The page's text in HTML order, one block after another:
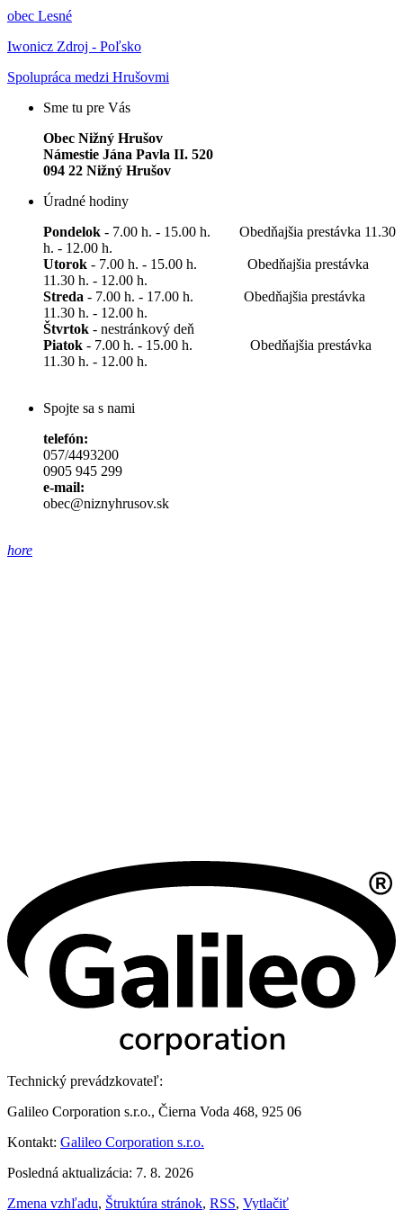
obec Lesné
Iwonicz Zdroj - Poľsko
Spolupráca medzi Hrušovmi
Sme tu pre Vás
Obec Nižný Hrušov
Námestie Jána Pavla II. 520
094 22 Nižný Hrušov
Úradné hodiny
Pondelok - 7.00 h. - 15.00 h. Obedňajšia prestávka 11.30
h. - 12.00 h.
Utorok - 7.00 h. - 15.00 h. Obedňajšia prestávka
11.30 h. - 12.00 h.
Streda - 7.00 h. - 17.00 h. Obedňajšia prestávka
11.30 h. - 12.00 h.
Štvrtok - nestránkový deň
Piatok - 7.00 h. - 15.00 h. Obedňajšia prestávka
11.30 h. - 12.00 h.
Spojte sa s nami
telefón:
057/4493200
0905 945 299
e-mail:
obec@niznyhrusov.sk
hore
Technický prevádzkovateľ:
Galileo Corporation s.r.o., Čierna Voda 468, 925 06
Kontakt: Galileo Corporation s.r.o.
Posledná aktualizácia: 7. 8. 2026
Zmena vzhľadu, Štruktúra stránok, RSS, Vytlačiť